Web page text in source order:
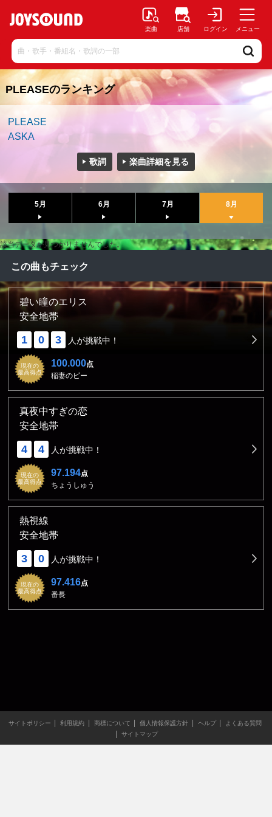
楽曲 店舗 ログイン メニュー
PLEASEのランキング
PLEASE
ASKA
歌詞 楽曲詳細を見る
5月 6月 7月 8月
該当データが見つかりませんでした。
この曲もチェック
碧い瞳のエリス
安全地帯
1 0 3 人が挑戦中！
現在の
最高得点
100.000点
稲妻のピー
真夜中すぎの恋
安全地帯
4 4 人が挑戦中！
現在の
最高得点
97.194点
ちょうしゅう
熱視線
安全地帯
3 0 人が挑戦中！
現在の
最高得点
97.416点
番長
サイトポリシー 利用規約 商標について 個人情報保護方針 ヘルプ
よくある質問
サイトマップ